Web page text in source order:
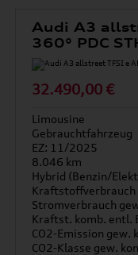
Audi A3
360° PDC
32.490,00 €
Limousine
Gebrauchtfahrzeug
EZ: 11/2025
8.046 km
Hybrid (Benzin/